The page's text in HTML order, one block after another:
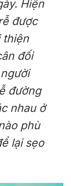
Hiện
được
thiện
đối
đường
nhau ở
phù
lại sẹo